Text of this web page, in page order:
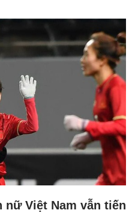
nữ Việt Nam vẫn tiến